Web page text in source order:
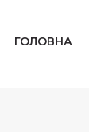
ГОЛОВНА